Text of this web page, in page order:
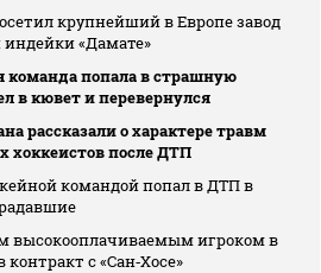
крупнейший в Европе завод
индейки «Дамате»
команда попала в страшную
в кювет и перевернулся
рассказали о характере травм
хоккеистов после ДТП
командой попал в ДТП в
высокооплачиваемым игроком в
с «Сан‑Хосе»